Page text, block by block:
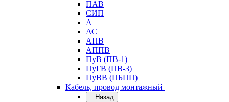
ПАВ
СИП
А
АС
АПВ
АППВ
ПуВ (ПВ-1)
ПуГВ (ПВ-3)
ПуВВ (ПБПП)
Кабель, провод монтажный
Назад